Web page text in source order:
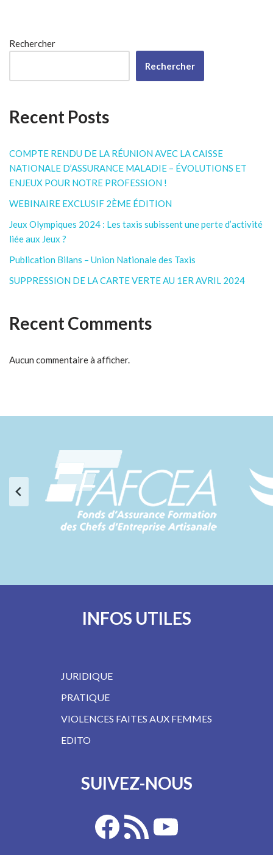
Rechercher
Rechercher
Recent Posts
COMPTE RENDU DE LA RÉUNION AVEC LA CAISSE
NATIONALE D’ASSURANCE MALADIE – ÉVOLUTIONS ET
ENJEUX POUR NOTRE PROFESSION !
WEBINAIRE EXCLUSIF 2ÈME ÉDITION
Jeux Olympiques 2024 : Les taxis subissent une perte d’activité
liée aux Jeux ?
Publication Bilans – Union Nationale des Taxis
SUPPRESSION DE LA CARTE VERTE AU 1ER AVRIL 2024
Recent Comments
Aucun commentaire à afficher.
INFOS UTILES
JURIDIQUE
PRATIQUE
VIOLENCES FAITES AUX FEMMES
EDITO
SUIVEZ-NOUS